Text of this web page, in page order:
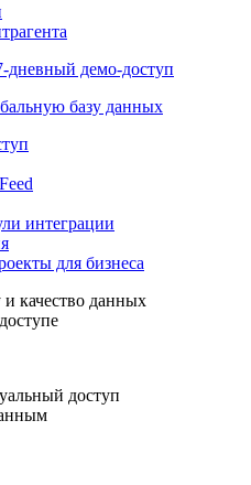
дневный демо-доступ
базу данных
интеграции
для бизнеса
качество данных
доступ